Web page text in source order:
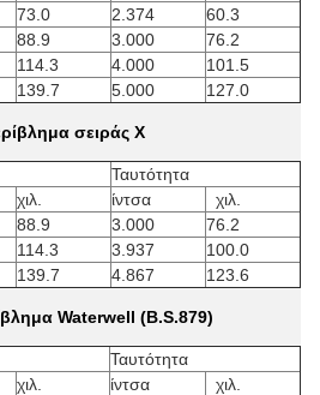
73.0 2.374
60.3
88.9 3.000
76.2
114.3 4.000
101.5
139.7 5.000 127.0
σειράς Χ
Ταυτότητα
χιλ. ίντσα
χιλ.
88.9 3.000
76.2
114.3 3.937
100.0
139.7 4.867 123.6
Waterwell (B.S.879)
Ταυτότητα
χιλ. ίντσα
χιλ.